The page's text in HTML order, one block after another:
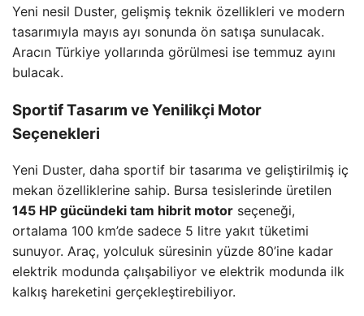
Yeni nesil Duster, gelişmiş teknik özellikleri ve modern
tasarımıyla mayıs ayı sonunda ön satışa sunulacak.
Aracın Türkiye yollarında görülmesi ise temmuz ayını
bulacak.
Sportif Tasarım ve Yenilikçi Motor
Seçenekleri
Yeni Duster, daha sportif bir tasarıma ve geliştirilmiş iç
mekan özelliklerine sahip. Bursa tesislerinde üretilen
145 HP gücündeki tam hibrit motor seçeneği,
ortalama 100 km’de sadece 5 litre yakıt tüketimi
sunuyor. Araç, yolculuk süresinin yüzde 80’ine kadar
elektrik modunda çalışabiliyor ve elektrik modunda ilk
kalkış hareketini gerçekleştirebiliyor.